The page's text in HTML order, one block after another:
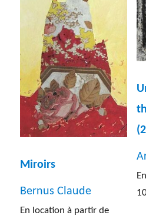
Miroirs
Bernus Claude
En location à partir de